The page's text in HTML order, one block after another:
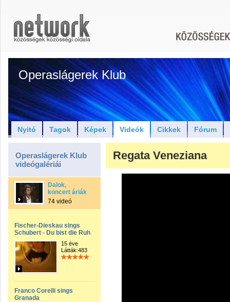
Operaslágerek Klub
Nyitó Tagok Képek Videók Cikkek Fórum
Operaslágerek Klub
videógalériái
Dalok,
koncert áriák
74 videó
Fischer-Dieskau sings
Schubert - Du bist die Ruh
15 éve
Látták:483
Franco Corelli sings
Granada
Regata Veneziana